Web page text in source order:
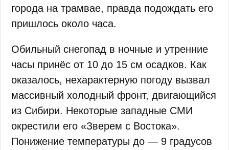
города на трамвае, правда подождать его
пришлось около часа.
Обильный снегопад в ночные и утренние
часы принёс от 10 до 15 см осадков. Как
оказалось, нехарактерную погоду вызвал
массивный холодный фронт, двигающийся
из Сибири. Некоторые западные СМИ
окрестили его «Зверем с Востока».
Понижение температуры до — 9 градусов